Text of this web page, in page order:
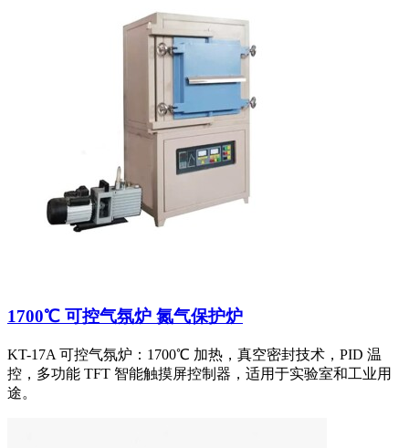
1700℃ 可控气氛炉 氮气保护炉
KT-17A 可控气氛炉：1700℃ 加热，真空密封技术，PID 温
控，多功能 TFT 智能触摸屏控制器，适用于实验室和工业用
途。